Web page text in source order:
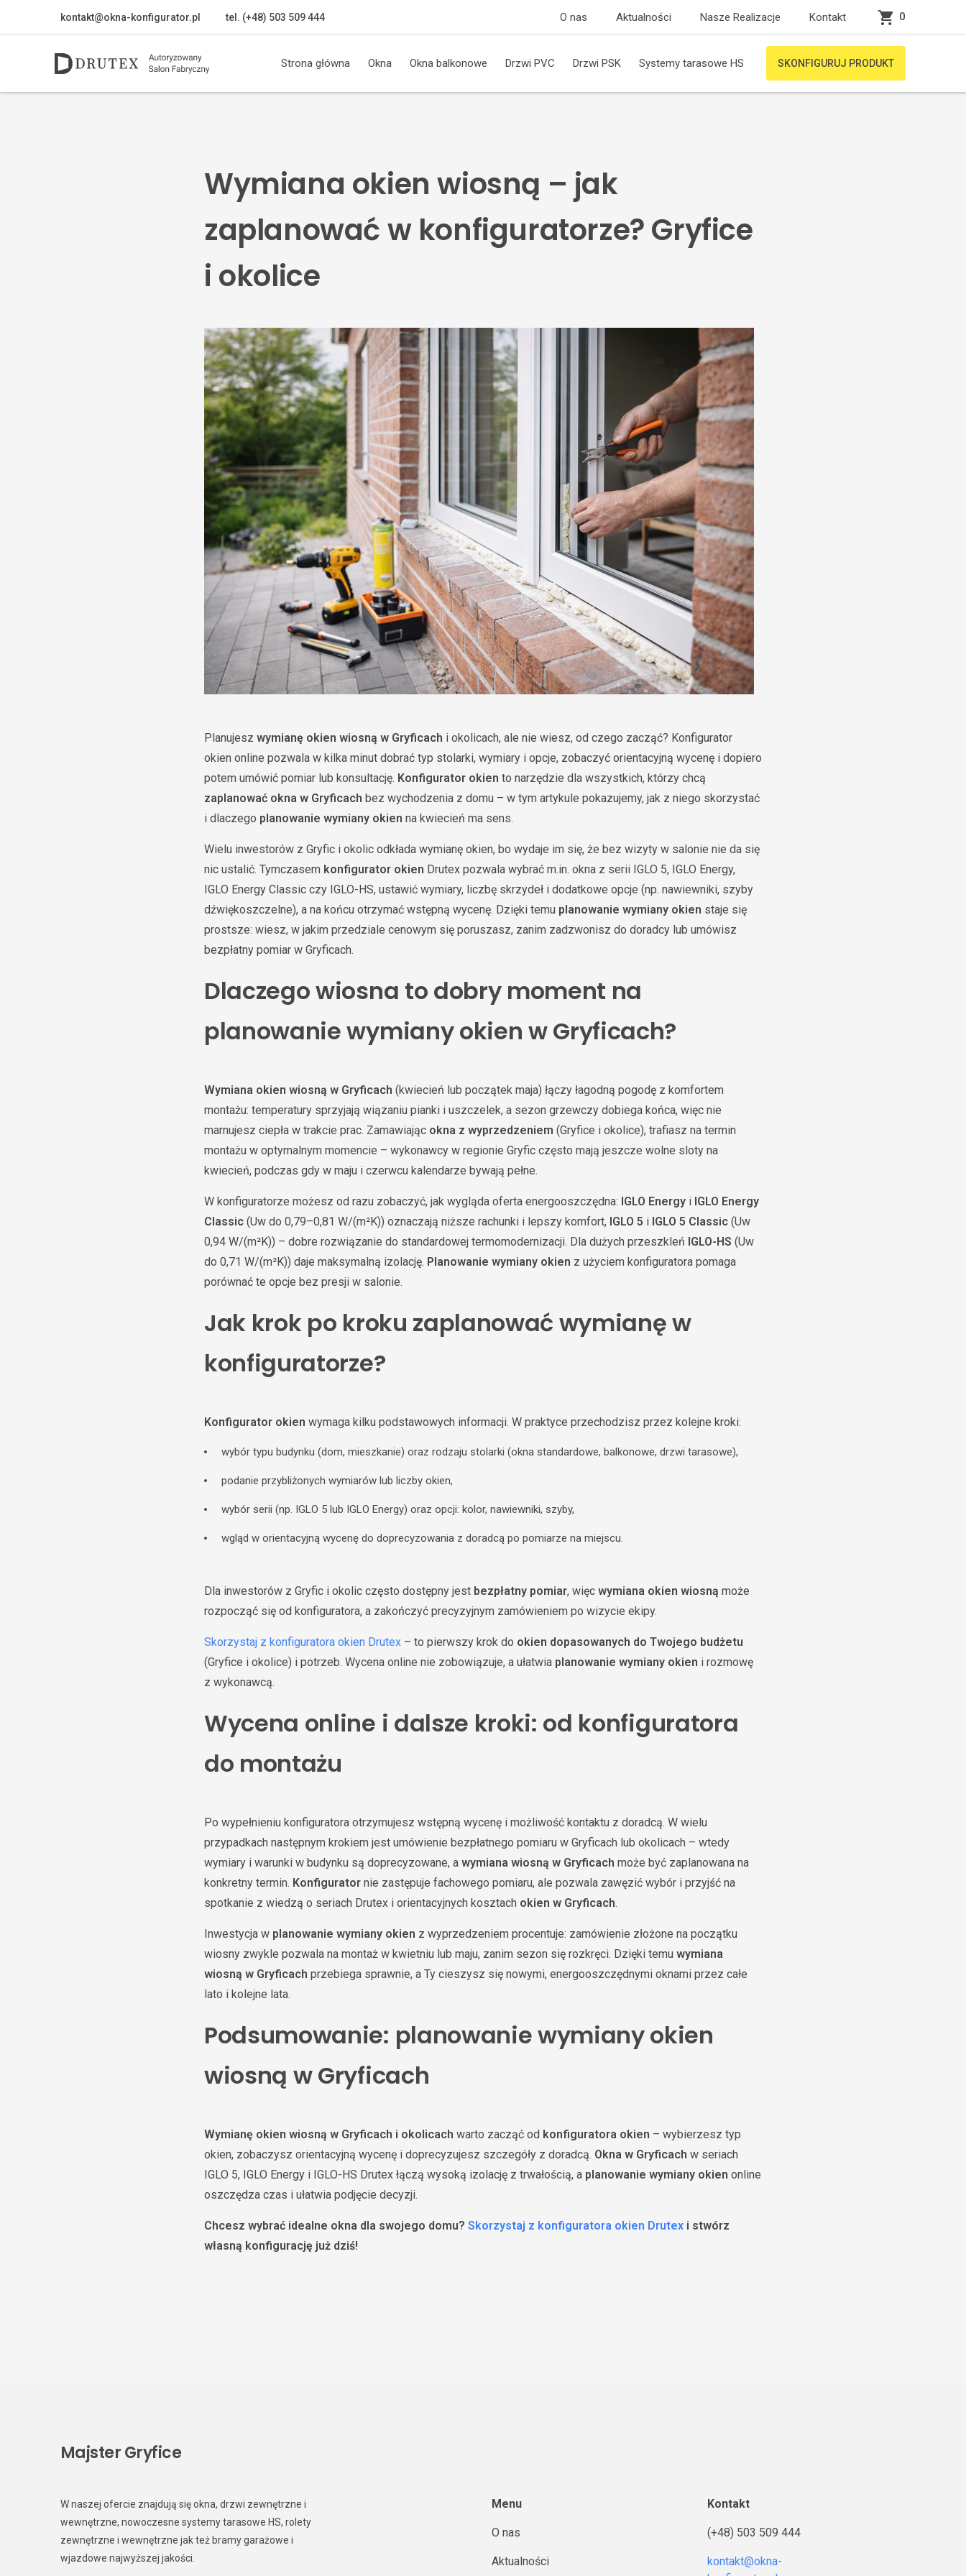
kontakt@okna-konfigurator.pl tel. (+48) 503 509 444 O nas Aktualności Nasze Realizacje Kontakt 0
Strona główna Okna Okna balkonowe Drzwi PVC Drzwi PSK Systemy tarasowe HS SKONFIGURUJ PRODUKT
Wymiana okien wiosną – jak
zaplanować w konfiguratorze? Gryfice
i okolice
Planujesz wymianę okien wiosną w Gryficach i okolicach, ale nie wiesz, od czego zacząć? Konfigurator
okien online pozwala w kilka minut dobrać typ stolarki, wymiary i opcje, zobaczyć orientacyjną wycenę i dopiero
potem umówić pomiar lub konsultację. Konfigurator okien to narzędzie dla wszystkich, którzy chcą
zaplanować okna w Gryficach bez wychodzenia z domu – w tym artykule pokazujemy, jak z niego skorzystać
i dlaczego planowanie wymiany okien na kwiecień ma sens.
Wielu inwestorów z Gryfic i okolic odkłada wymianę okien, bo wydaje im się, że bez wizyty w salonie nie da się
nic ustalić. Tymczasem konfigurator okien Drutex pozwala wybrać m.in. okna z serii IGLO 5, IGLO Energy,
IGLO Energy Classic czy IGLO-HS, ustawić wymiary, liczbę skrzydeł i dodatkowe opcje (np. nawiewniki, szyby
dźwiękoszczelne), a na końcu otrzymać wstępną wycenę. Dzięki temu planowanie wymiany okien staje się
prostsze: wiesz, w jakim przedziale cenowym się poruszasz, zanim zadzwonisz do doradcy lub umówisz
bezpłatny pomiar w Gryficach.
Dlaczego wiosna to dobry moment na
planowanie wymiany okien w Gryficach?
Wymiana okien wiosną w Gryficach (kwiecień lub początek maja) łączy łagodną pogodę z komfortem
montażu: temperatury sprzyjają wiązaniu pianki i uszczelek, a sezon grzewczy dobiega końca, więc nie
marnujesz ciepła w trakcie prac. Zamawiając okna z wyprzedzeniem (Gryfice i okolice), trafiasz na termin
montażu w optymalnym momencie – wykonawcy w regionie Gryfic często mają jeszcze wolne sloty na
kwiecień, podczas gdy w maju i czerwcu kalendarze bywają pełne.
W konfiguratorze możesz od razu zobaczyć, jak wygląda oferta energooszczędna: IGLO Energy i IGLO Energy
Classic (Uw do 0,79–0,81 W/(m²K)) oznaczają niższe rachunki i lepszy komfort, IGLO 5 i IGLO 5 Classic (Uw
0,94 W/(m²K)) – dobre rozwiązanie do standardowej termomodernizacji. Dla dużych przeszkleń IGLO-HS (Uw
do 0,71 W/(m²K)) daje maksymalną izolację. Planowanie wymiany okien z użyciem konfiguratora pomaga
porównać te opcje bez presji w salonie.
Jak krok po kroku zaplanować wymianę w
konfiguratorze?
Konfigurator okien wymaga kilku podstawowych informacji. W praktyce przechodzisz przez kolejne kroki:
wybór typu budynku (dom, mieszkanie) oraz rodzaju stolarki (okna standardowe, balkonowe, drzwi tarasowe),
podanie przybliżonych wymiarów lub liczby okien,
wybór serii (np. IGLO 5 lub IGLO Energy) oraz opcji: kolor, nawiewniki, szyby,
wgląd w orientacyjną wycenę do doprecyzowania z doradcą po pomiarze na miejscu.
Dla inwestorów z Gryfic i okolic często dostępny jest bezpłatny pomiar, więc wymiana okien wiosną może
rozpocząć się od konfiguratora, a zakończyć precyzyjnym zamówieniem po wizycie ekipy.
Skorzystaj z konfiguratora okien Drutex – to pierwszy krok do okien dopasowanych do Twojego budżetu
(Gryfice i okolice) i potrzeb. Wycena online nie zobowiązuje, a ułatwia planowanie wymiany okien i rozmowę
z wykonawcą.
Wycena online i dalsze kroki: od konfiguratora
do montażu
Po wypełnieniu konfiguratora otrzymujesz wstępną wycenę i możliwość kontaktu z doradcą. W wielu
przypadkach następnym krokiem jest umówienie bezpłatnego pomiaru w Gryficach lub okolicach – wtedy
wymiary i warunki w budynku są doprecyzowane, a wymiana wiosną w Gryficach może być zaplanowana na
konkretny termin. Konfigurator nie zastępuje fachowego pomiaru, ale pozwala zawęzić wybór i przyjść na
spotkanie z wiedzą o seriach Drutex i orientacyjnych kosztach okien w Gryficach.
Inwestycja w planowanie wymiany okien z wyprzedzeniem procentuje: zamówienie złożone na początku
wiosny zwykle pozwala na montaż w kwietniu lub maju, zanim sezon się rozkręci. Dzięki temu wymiana
wiosną w Gryficach przebiega sprawnie, a Ty cieszysz się nowymi, energooszczędnymi oknami przez całe
lato i kolejne lata.
Podsumowanie: planowanie wymiany okien
wiosną w Gryficach
Wymianę okien wiosną w Gryficach i okolicach warto zacząć od konfiguratora okien – wybierzesz typ
okien, zobaczysz orientacyjną wycenę i doprecyzujesz szczegóły z doradcą. Okna w Gryficach w seriach
IGLO 5, IGLO Energy i IGLO-HS Drutex łączą wysoką izolację z trwałością, a planowanie wymiany okien online
oszczędza czas i ułatwia podjęcie decyzji.
Chcesz wybrać idealne okna dla swojego domu? Skorzystaj z konfiguratora okien Drutex i stwórz
własną konfigurację już dziś!
Majster Gryfice
W naszej ofercie znajdują się okna, drzwi zewnętrzne i
wewnętrzne, nowoczesne systemy tarasowe HS, rolety
zewnętrzne i wewnętrzne jak też bramy garażowe i
wjazdowe najwyższej jakości.
Menu
O nas
Aktualności
Kontakt
(+48) 503 509 444